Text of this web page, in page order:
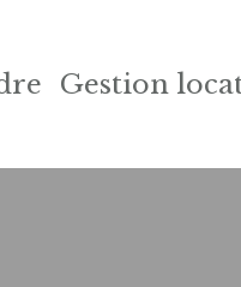
Gestion